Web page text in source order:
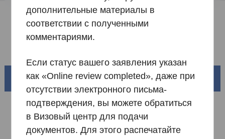
Образец анкеты
Скачать документы
Часто задаваемые вопросы
Прекрасный Китай
дополнительные материалы в
соответствии с полученными
комментариями.
Если статус вашего заявления указан
как «Online review completed», даже при
отсутствии электронного письма-
подтверждения, вы можете обратиться
в Визовый центр для подачи
документов. Для этого распечатайте